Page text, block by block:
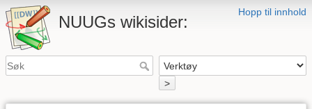
Hopp til innhold
NUUGs wikisider:
>